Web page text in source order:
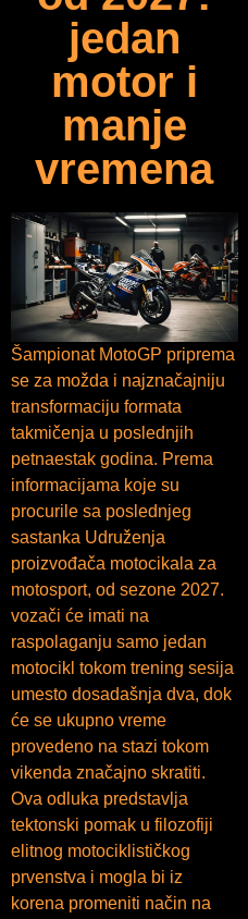
jedan
motor i
manje
vremena
Šampionat MotoGP priprema
se za možda i najznačajniju
transformaciju formata
takmičenja u poslednjih
petnaestak godina. Prema
informacijama koje su
procurile sa poslednjeg
sastanka Udruženja
proizvođača motocikala za
motosport, od sezone 2027.
vozači će imati na
raspolaganju samo jedan
motocikl tokom trening sesija
umesto dosadašnja dva, dok
će se ukupno vreme
provedeno na stazi tokom
vikenda značajno skratiti.
Ova odluka predstavlja
tektonski pomak u filozofiji
elitnog motociklističkog
prvenstva i mogla bi iz
korena promeniti način na